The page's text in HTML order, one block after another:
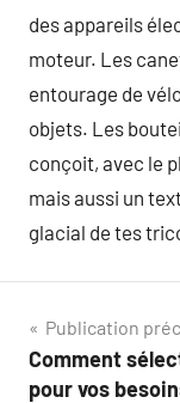
des appareils
moteur. Les
entourage de
objets. Les
conçoit, avec le
mais aussi un
glacial de tes
de
Publication
Comment
pour vos